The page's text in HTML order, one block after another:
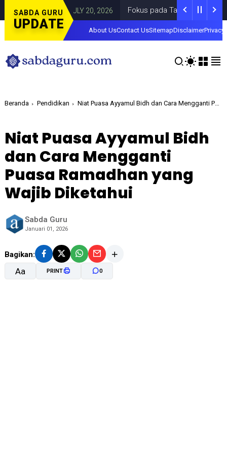
SABDA GURU
UPDATE
DAERAHJULY 20, 2026 Fokus pada Tantangan Akun Tiruan
About UsContact UsSitemapDisclaimerPrivacy
Beranda Pendidikan Niat Puasa Ayyamul Bidh dan Cara Mengganti Puasa Ramadhan yang Wajib Diketahui
Niat Puasa Ayyamul Bidh
dan Cara Mengganti
Puasa Ramadhan yang
Wajib Diketahui
Sabda Guru
Januari 01, 2026
Bagikan:
Aa PRINT 0